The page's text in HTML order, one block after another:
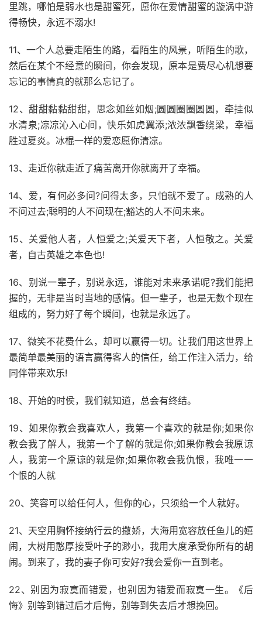
里跳，哪怕是弱水也是甜蜜死，愿你在爱情甜蜜的漩涡中游
得畅快，永远不溺水!
11、一个人总要走陌生的路，看陌生的风景，听陌生的歌，
然后在某个不经意的瞬间，你会发现，原本是费尽心机想要
忘记的事情真的就那么忘记了。
12、甜甜黏黏甜甜，思念如丝如烟;圆圆圈圈圆圆，牵挂似
水清泉;凉凉沁入心间，快乐如虎翼添;浓浓飘香绕梁，幸福
胜过夏炎。冰棍一样的爱恋愿你清凉。
13、走近你就走近了痛苦离开你就离开了幸福。
14、爱，有何必多问?问得太多，只怕就不爱了。成熟的人
不问过去;聪明的人不问现在;豁达的人不问未来。
15、关爱他人者，人恒爱之;关爱天下者，人恒敬之。关爱
者，自古英雄之本色也!
16、别说一辈子，别说永远，谁能对未来承诺呢?我们能把
握的，无非是当时当地的感情。但一辈子，也是无数个现在
组成的，努力好了每个瞬间，也就是永远了。
17、微笑不花费什么，却可以赢得一切。让我们用这世界上
最简单最美丽的语言赢得客人的信任，给工作注入活力，给
同伴带来欢乐!
18、开始的时侯，我们就知道，总会有终结。
19、如果你教会我喜欢人，我第一个喜欢的就是你;如果你
教会我了解人，我第一个了解的就是你;如果你教会我原谅
人，我第一个原谅的就是你;如果你教会我仇恨，我唯一一
个恨的人就
20、笑容可以给任何人，但你的心，只须给一个人就好。
21、天空用胸怀接纳行云的撒娇，大海用宽容放任鱼儿的嬉
闹，大树用憨厚接受叶子的渺小，我用大度承受你所有的胡
闹。到来了，我的妻子你可安好?我会爱你一直到老。
22、别因为寂寞而错爱，也别因为错爱而寂寞一生。《后
悔》别等到错过后才后悔，别等到失去后才想挽回。